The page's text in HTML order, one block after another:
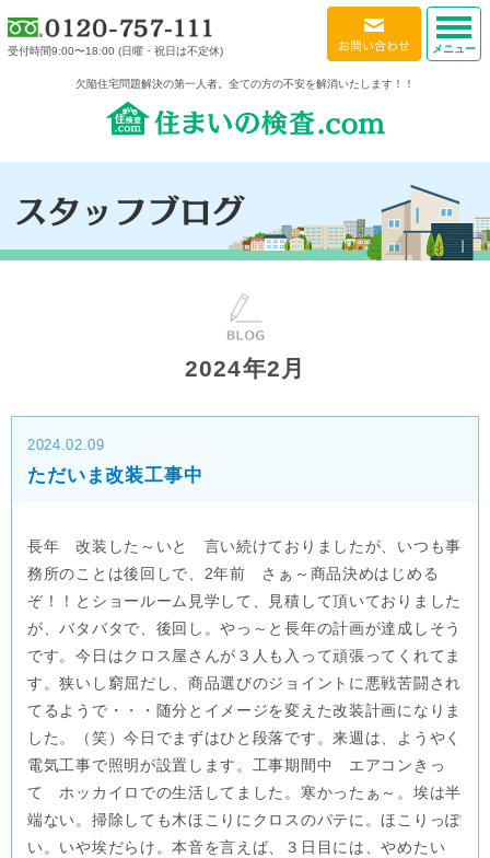
欠陥住宅問題解決の第一人者。全ての方の不安を解消いたします！！
受付時間9:00〜18:00 (日曜・祝日は不定休) メニュー
2024年2月
2024.02.09
ただいま改装工事中
長年 改装した～いと 言い続けておりましたが、いつも事
務所のことは後回しで、2年前 さぁ～商品決めはじめる
ぞ！！とショールーム見学して、見積して頂いておりました
が、バタバタで、後回し。やっ～と長年の計画が達成しそう
です。今日はクロス屋さんが３人も入って頑張ってくれてま
す。狭いし窮屈だし、商品選びのジョイントに悪戦苦闘され
てるようで・・・随分とイメージを変えた改装計画になりま
した。（笑）今日でまずはひと段落です。来週は、ようやく
電気工事で照明が設置します。工事期間中 エアコンきっ
て ホッカイロでの生活してました。寒かったぁ～。埃は半
端ない。掃除しても木ほこりにクロスのパテに。ほこりっぽ
い。いや埃だらけ。本音を言えば、３日目には、やめたい